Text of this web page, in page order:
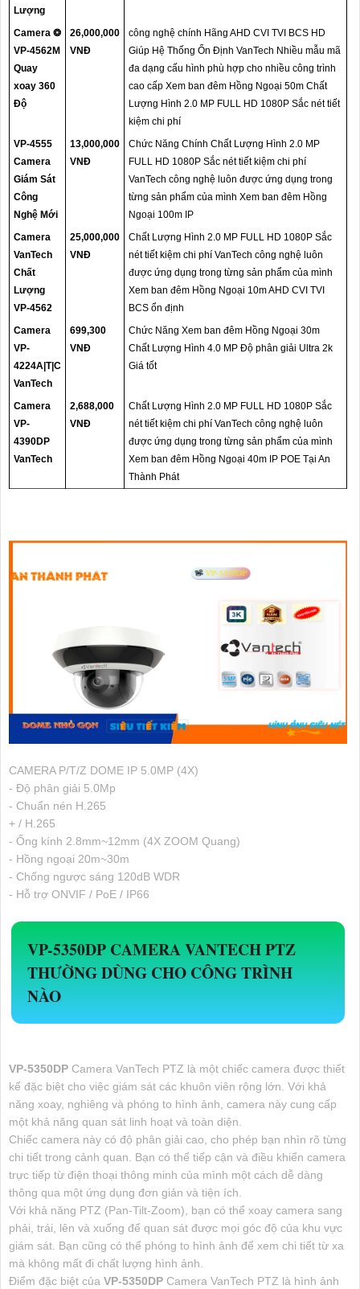
Lượng
Camera ❂
VP-4562M
Quay
xoay 360
Độ
26,000,000
VNĐ
công nghệ chính Hãng AHD CVI TVI BCS HD
Giúp Hệ Thống Ổn Định VanTech Nhiều mẫu mã
đa dạng cấu hình phù hợp cho nhiều công trình
cao cấp Xem ban đêm Hồng Ngoại 50m Chất
Lượng Hình 2.0 MP FULL HD 1080P Sắc nét tiết
kiệm chi phí
VP-4555
Camera
Giám Sát
Công
Nghệ Mới
13,000,000
VNĐ
Chức Năng Chính Chất Lượng Hình 2.0 MP
FULL HD 1080P Sắc nét tiết kiệm chi phí
VanTech công nghệ luôn được ứng dụng trong
từng sản phẩm của mình Xem ban đêm Hồng
Ngoại 100m IP
Camera
VanTech
Chất
Lượng
VP-4562
25,000,000
VNĐ
Chất Lượng Hình 2.0 MP FULL HD 1080P Sắc
nét tiết kiệm chi phí VanTech công nghệ luôn
được ứng dụng trong từng sản phẩm của mình
Xem ban đêm Hồng Ngoại 10m AHD CVI TVI
BCS ổn định
Camera
VP-
4224A|T|C
VanTech
699,300
VNĐ
Chức Năng Xem ban đêm Hồng Ngoại 30m
Chất Lượng Hình 4.0 MP Độ phân giải Ultra 2k
Giá tốt
Camera
VP-
4390DP
VanTech
2,688,000
VNĐ
Chất Lượng Hình 2.0 MP FULL HD 1080P Sắc
nét tiết kiệm chi phí VanTech công nghệ luôn
được ứng dụng trong từng sản phẩm của mình
Xem ban đêm Hồng Ngoại 40m IP POE Tại An
Thành Phát
CAMERA P/T/Z DOME IP 5.0MP (4X)
- Độ phân giải 5.0Mp
- Chuẩn nén H.265
+ / H.265
- Ống kính 2.8mm~12mm (4X ZOOM Quang)
- Hồng ngoại 20m~30m
- Chống ngược sáng 120dB WDR
- Hỗ trợ ONVIF / PoE / IP66
VP-5350DP CAMERA VANTECH PTZ
THƯỜNG DÙNG CHO CÔNG TRÌNH
NÀO
VP-5350DP Camera VanTech PTZ là một chiếc camera được thiết
kế đặc biệt cho việc giám sát các khuôn viên rộng lớn. Với khả
năng xoay, nghiêng và phóng to hình ảnh, camera này cung cấp
một khả năng quan sát linh hoạt và toàn diện.
Chiếc camera này có độ phân giải cao, cho phép bạn nhìn rõ từng
chi tiết trong cảnh quan. Bạn có thể tiếp cận và điều khiển camera
trực tiếp từ điện thoại thông minh của mình một cách dễ dàng
thông qua một ứng dụng đơn giản và tiện ích.
Với khả năng PTZ (Pan-Tilt-Zoom), bạn có thể xoay camera sang
phải, trái, lên và xuống để quan sát được mọi góc độ của khu vực
giám sát. Bạn cũng có thể phóng to hình ảnh để xem chi tiết từ xa
mà không mất đi chất lượng hình ảnh.
Điểm đặc biệt của VP-5350DP Camera VanTech PTZ là hình ảnh